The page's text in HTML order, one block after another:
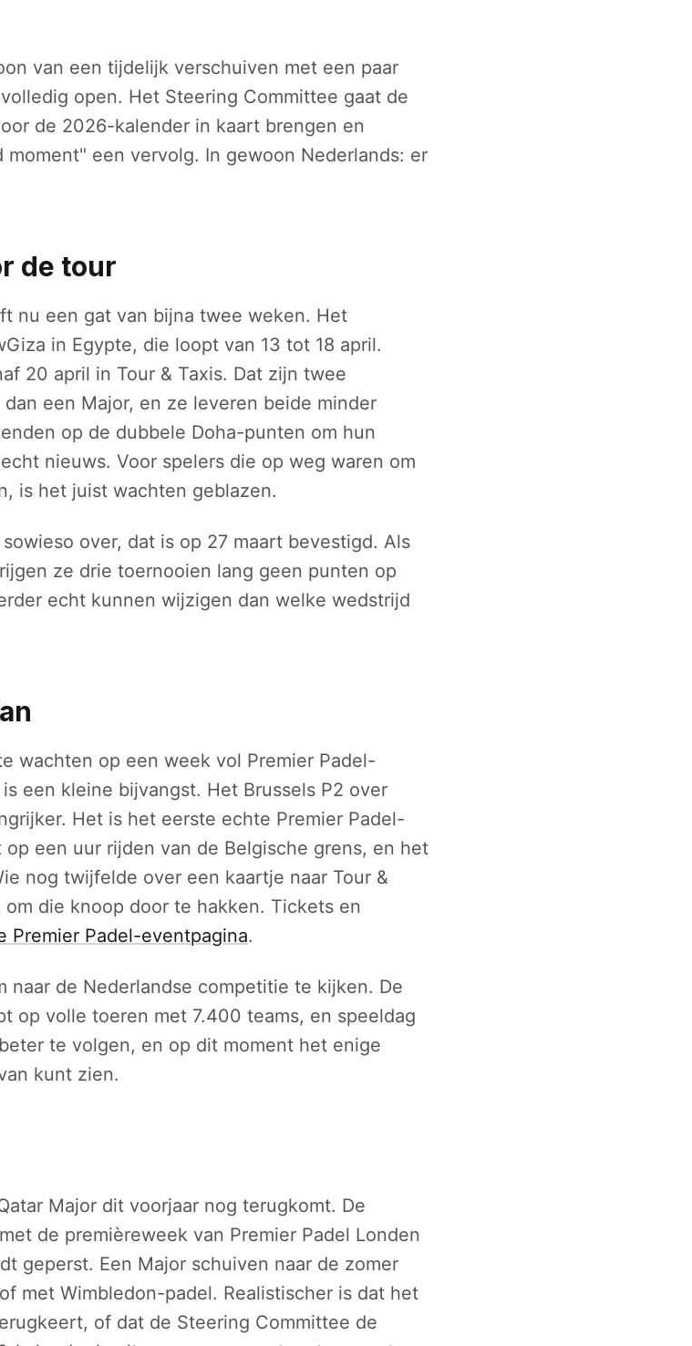
van een tijdelijk verschuiven met een paar
open. Het Steering Committee gaat de
de 2026-kalender in kaart brengen en
een vervolg. In gewoon Nederlands: er
de tour
nu een gat van bijna twee weken. Het
in Egypte, die loopt van 13 tot 18 april.
20 april in Tour & Taxis. Dat zijn twee
een Major, en ze leveren beide minder
op de dubbele Doha-punten om hun
nieuws. Voor spelers die op weg waren om
is het juist wachten geblazen.
over, dat is op 27 maart bevestigd. Als
ze drie toernooien lang geen punten op
echt kunnen wijzigen dan welke wedstrijd
wachten op een week vol Premier Padel-
een kleine bijvangst. Het Brussels P2 over
Het is het eerste echte Premier Padel-
een uur rijden van de Belgische grens, en het
nog twijfelde over een kaartje naar Tour &
die knoop door te hakken. Tickets en
Premier Padel-eventpagina.
naar de Nederlandse competitie te kijken. De
op volle toeren met 7.400 teams, en speeldag
te volgen, en op dit moment het enige
kunt zien.
Major dit voorjaar nog terugkomt. De
de premièreweek van Premier Padel Londen
geperst. Een Major schuiven naar de zomer
met Wimbledon-padel. Realistischer is dat het
of dat de Steering Committee de